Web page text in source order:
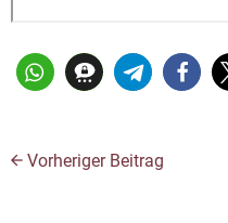
Vorheriger Beitrag